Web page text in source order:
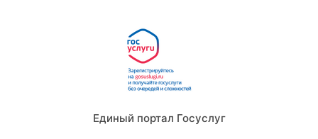
Единый портал Госуслуг